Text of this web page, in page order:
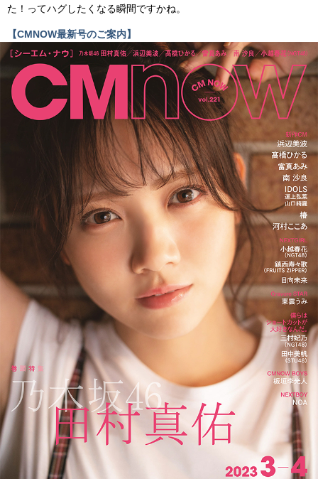
た！ってハグしたくなる瞬間ですかね。
【CMNOW最新号のご案内】